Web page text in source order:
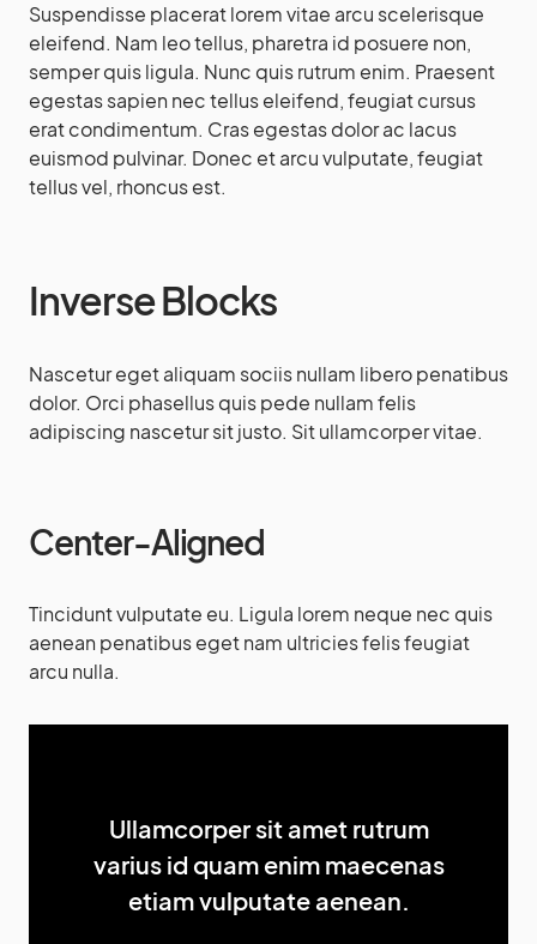
Suspendisse placerat lorem vitae arcu scelerisque
eleifend. Nam leo tellus, pharetra id posuere non,
semper quis ligula. Nunc quis rutrum enim. Praesent
egestas sapien nec tellus eleifend, feugiat cursus
erat condimentum. Cras egestas dolor ac lacus
euismod pulvinar. Donec et arcu vulputate, feugiat
tellus vel, rhoncus est.
Inverse Blocks
Nascetur eget aliquam sociis nullam libero penatibus
dolor. Orci phasellus quis pede nullam felis
adipiscing nascetur sit justo. Sit ullamcorper vitae.
Center-Aligned
Tincidunt vulputate eu. Ligula lorem neque nec quis
aenean penatibus eget nam ultricies felis feugiat
arcu nulla.
Ullamcorper sit amet rutrum
varius id quam enim maecenas
etiam vulputate aenean.